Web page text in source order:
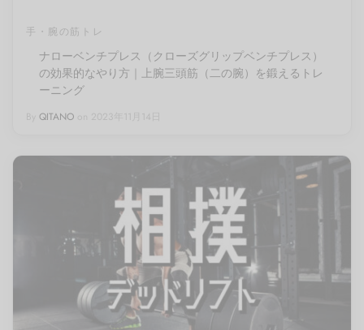
手・腕の筋トレ
ナローベンチプレス（クローズグリップベンチプレス）
の効果的なやり方｜上腕三頭筋（二の腕）を鍛えるトレ
ーニング
QITANO